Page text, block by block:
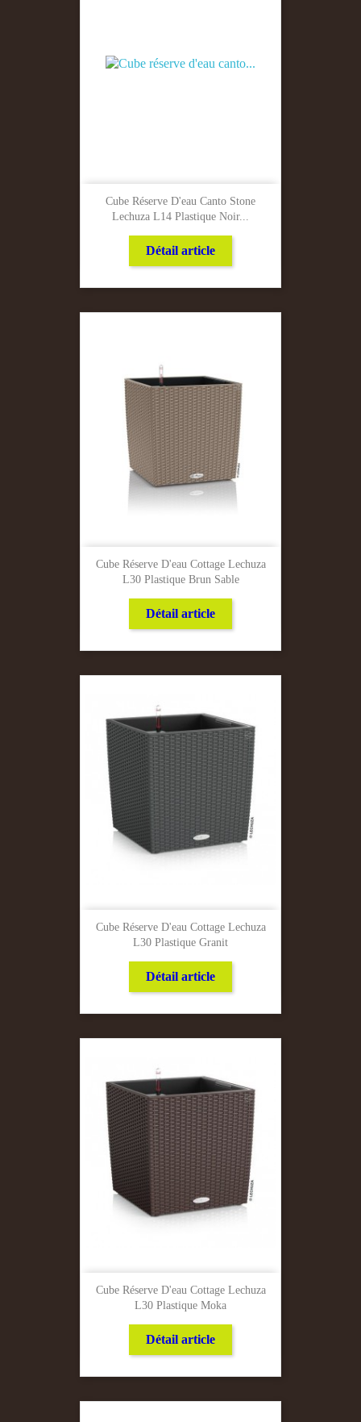
Cube Réserve D'eau Canto Stone
Lechuza L14 Plastique Noir...
Détail article
Cube Réserve D'eau Cottage Lechuza
L30 Plastique Brun Sable
Détail article
Cube Réserve D'eau Cottage Lechuza
L30 Plastique Granit
Détail article
Cube Réserve D'eau Cottage Lechuza
L30 Plastique Moka
Détail article